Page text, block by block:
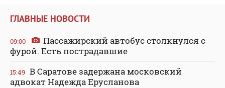
ГЛАВНЫЕ НОВОСТИ
09:00
Пассажирский автобус столкнулся с
фурой. Есть пострадавшие
15:49 В Саратове задержана московский
адвокат Надежда Ерусланова